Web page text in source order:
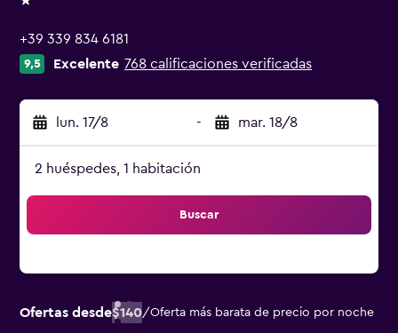
1 estrella
+39 339 834 6181
9,5 Excelente 768 calificaciones verificadas
lun. 17/8 - mar. 18/8
2 huéspedes, 1 habitación
Buscar
Ofertas desde$140/Oferta más barata de precio por noche